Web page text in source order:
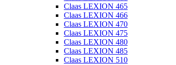
Claas LEXION 465
Claas LEXION 466
Claas LEXION 470
Claas LEXION 475
Claas LEXION 480
Claas LEXION 485
Claas LEXION 510